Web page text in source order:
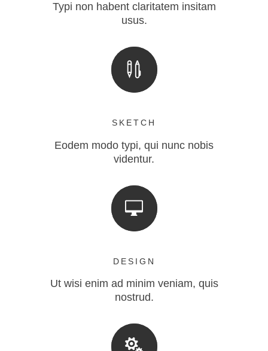
Typi non habent claritatem insitam
usus.
SKETCH
Eodem modo typi, qui nunc nobis
videntur.
DESIGN
Ut wisi enim ad minim veniam, quis
nostrud.